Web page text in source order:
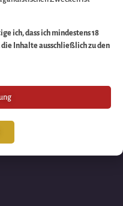
bald
ich, dass ich mindestens 18
Inhalte ausschließlich zu den